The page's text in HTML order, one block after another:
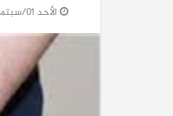
الأحد 01/سبتمبر/2024 - 11:13 ص